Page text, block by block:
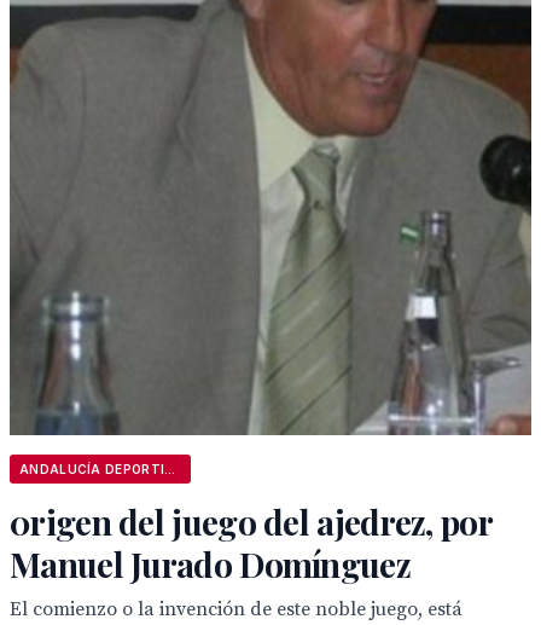
0rigen del juego del ajedrez, por
Manuel Jurado Domínguez
El comienzo o la invención de este noble juego, está